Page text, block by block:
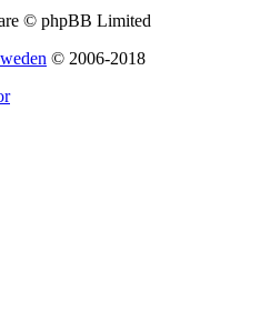
© phpBB Limited
© 2006-2018